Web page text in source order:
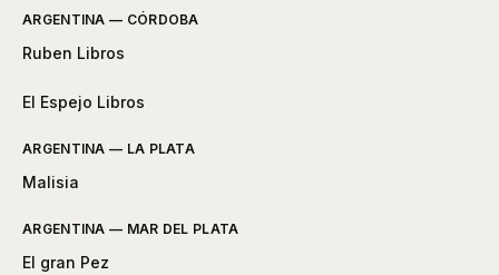
ARGENTINA — CÓRDOBA
Ruben Libros
El Espejo Libros
ARGENTINA — LA PLATA
Malisia
ARGENTINA — MAR DEL PLATA
El gran Pez